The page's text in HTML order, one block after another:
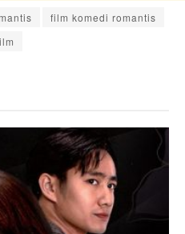
film komedi romantis